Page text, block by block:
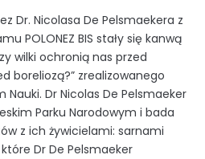
Dr. Nicolasa De Pelsmaekera z
POLONEZ BIS stały się kanwą
wilki ochronią nas przed
boreliozą?” zrealizowanego
Dr Nicolas De Pelsmaeker
Parku Narodowym i bada
z ich żywicielami: sarnami
Dr De Pelsmaeker